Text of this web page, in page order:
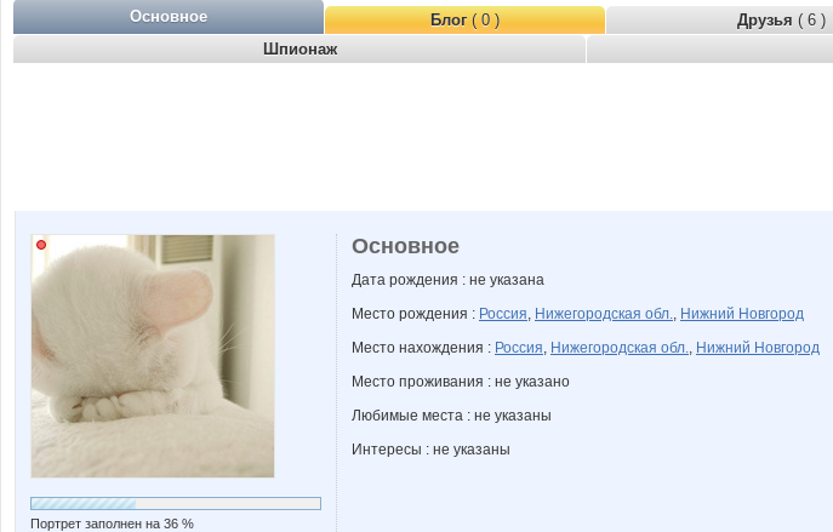
Основное Блог( 0 ) Друзья ( 6 )
Шпионаж
Портрет заполнен на 36 %
Основное
Дата рождения : не указана
Место рождения : Россия, Нижегородская обл., Нижний Новгород
Место нахождения : Россия, Нижегородская обл., Нижний Новгород
Место проживания : не указано
Любимые места : не указаны
Интересы : не указаны